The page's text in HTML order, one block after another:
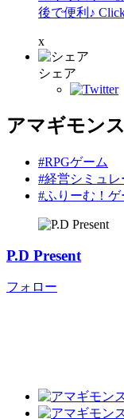
後で便利♪
x
シェア
アマギモン
#RPGゲーム
#経営シミュレ
#ふりーむ！
P.D Present
フォロー